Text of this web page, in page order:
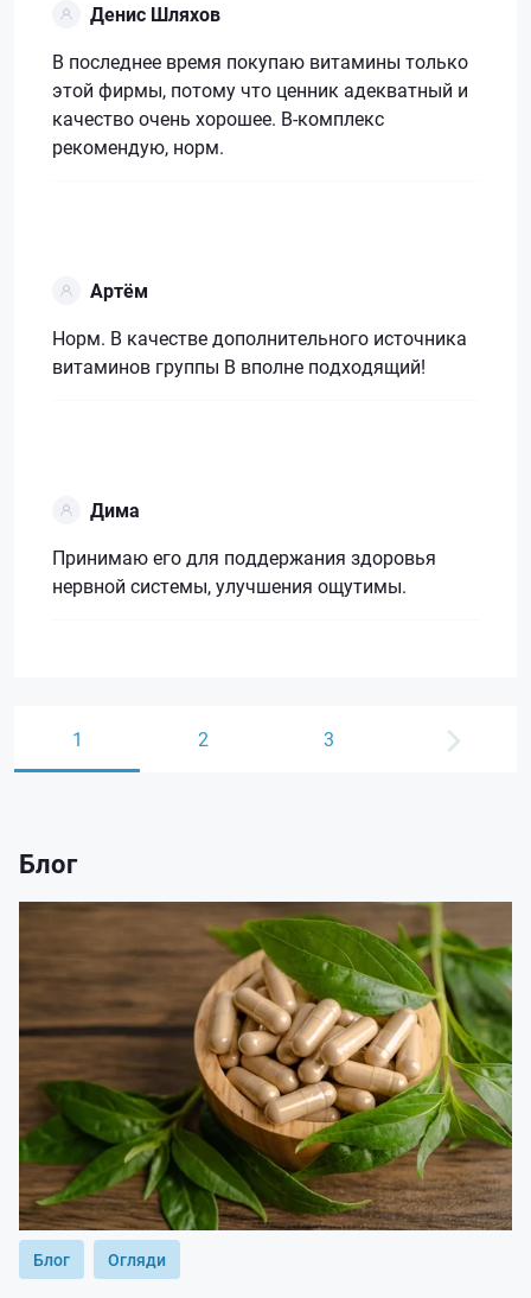
Денис Шляхов
В последнее время покупаю витамины только
этой фирмы, потому что ценник адекватный и
качество очень хорошее. В-комплекс
рекомендую, норм.
Артём
Норм. В качестве дополнительного источника
витаминов группы В вполне подходящий!
Дима
Принимаю его для поддержания здоровья
нервной системы, улучшения ощутимы.
1 2 3
Блог
Блог Огляди